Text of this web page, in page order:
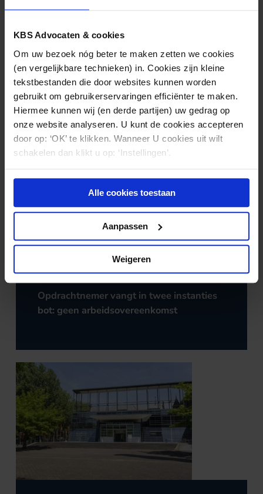
KBS Advocaten & cookies
Om uw bezoek nóg beter te maken zetten we cookies
(en vergelijkbare technieken) in. Cookies zijn kleine
tekstbestanden die door websites kunnen worden
gebruikt om gebruikerservaringen efficiënter te maken.
Hiermee kunnen wij (en derde partijen) uw gedrag op
onze website analyseren. U kunt de cookies accepteren
door op: ‘OK’ te klikken. Wanneer U cookies uit wilt
schakelen dan klikt u op: ‘Instellingen’.
Alle cookies toestaan
Aanpassen
Weigeren
KBS
(030) 21 22 800
Nieuws & kennis
Ook interessant?
ARBEIDSRECHT06.05.2025
Opdrachtnemer vangt in twee instanties
bot: geen arbeidsovereenkomst